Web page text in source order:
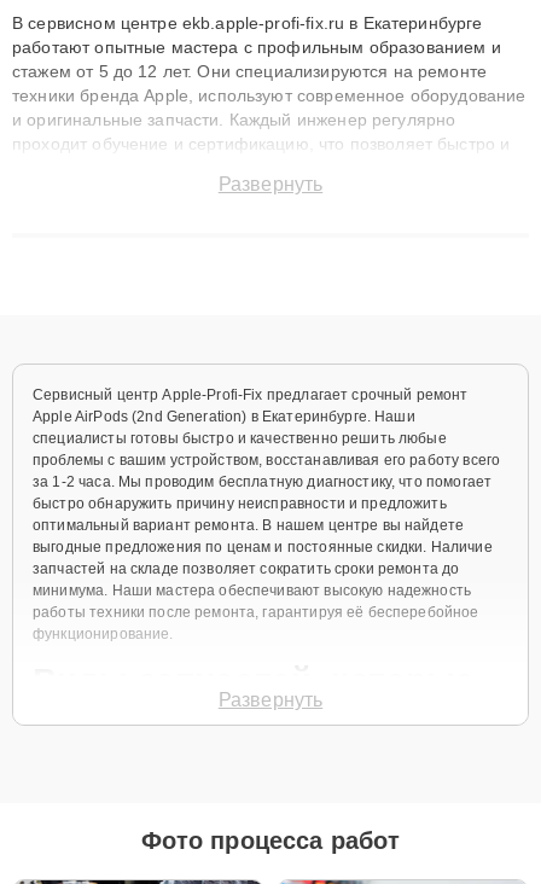
В сервисном центре ekb.apple-profi-fix.ru в Екатеринбурге
работают опытные мастера с профильным образованием и
стажем от 5 до 12 лет. Они специализируются на ремонте
техники бренда Apple, используют современное оборудование
и оригинальные запчасти. Каждый инженер регулярно
проходит обучение и сертификацию, что позволяет быстро и
сохранением гарантии до 3 лет. Наши мастера решают
Развернуть
Сервисный центр Apple-Profi-Fix предлагает срочный ремонт
Apple AirPods (2nd Generation) в Екатеринбурге. Наши
специалисты готовы быстро и качественно решить любые
проблемы с вашим устройством, восстанавливая его работу всего
за 1-2 часа. Мы проводим бесплатную диагностику, что помогает
быстро обнаружить причину неисправности и предложить
оптимальный вариант ремонта. В нашем центре вы найдете
выгодные предложения по ценам и постоянные скидки. Наличие
запчастей на складе позволяет сократить сроки ремонта до
минимума. Наши мастера обеспечивают высокую надежность
работы техники после ремонта, гарантируя её бесперебойное
функционирование.
мы используем
соответствует его бюджету и предпочтениям.
Развернуть
Фото процесса работ